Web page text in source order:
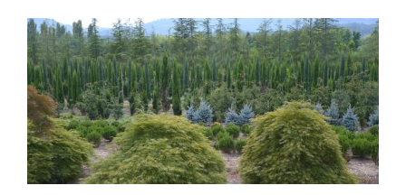
Ingrandisci
immagine